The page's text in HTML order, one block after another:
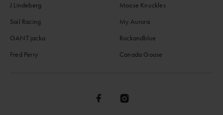
J.Lindeberg
Sail Racing
GANT jacka
Fred Perry
Moose Knuckles
My Aurora
Rockandblue
Canada Goose